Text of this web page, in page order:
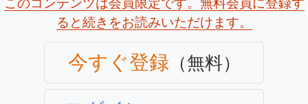
このコンテンツは会員限定です。無料会員に登録す
ると続きをお読みいただけます。
今すぐ登録 （無料）